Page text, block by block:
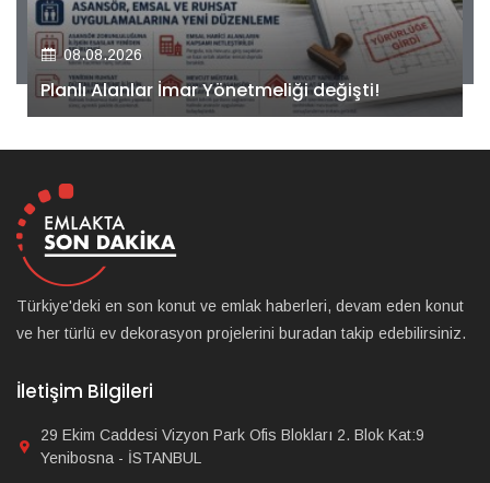
08.08.2026
Kiler GYO’dan Pendik Dolayoba projesiyle ilgili
önemli adım!
Türkiye'deki en son konut ve emlak haberleri, devam eden konut
ve her türlü ev dekorasyon projelerini buradan takip edebilirsiniz.
İletişim Bilgileri
29 Ekim Caddesi Vizyon Park Ofis Blokları 2. Blok Kat:9
Yenibosna - İSTANBUL